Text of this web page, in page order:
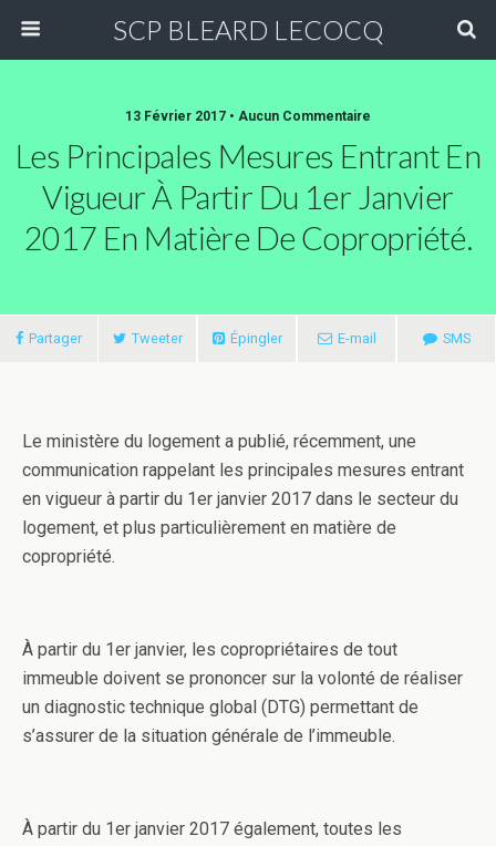
SCP BLEARD LECOCQ
13 Février 2017 • Aucun Commentaire
Les Principales Mesures Entrant En
Vigueur À Partir Du 1er Janvier
2017 En Matière De Copropriété.
Partager Tweeter Épingler E-mail SMS
Le ministère du logement a publié, récemment, une
communication rappelant les principales mesures entrant
en vigueur à partir du 1er janvier 2017 dans le secteur du
logement, et plus particulièrement en matière de
copropriété.
À partir du 1er janvier, les copropriétaires de tout
immeuble doivent se prononcer sur la volonté de réaliser
un diagnostic technique global (DTG) permettant de
s’assurer de la situation générale de l’immeuble.
À partir du 1er janvier 2017 également, toutes les